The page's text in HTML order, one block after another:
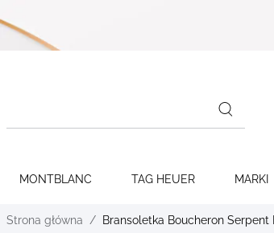
content
MONTBLANC TAG HEUER MARKI
Strona główna Bransoletka Boucheron Serpent